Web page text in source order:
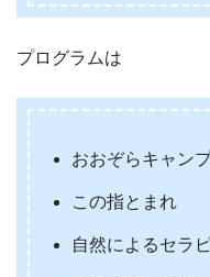
プログラムは
おおぞらキャン
この指とまれ
自然によるセラ